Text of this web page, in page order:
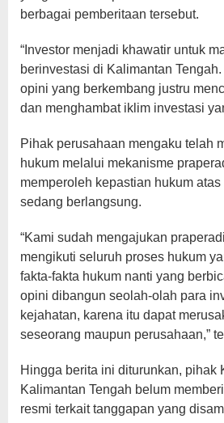
berbagai pemberitaan tersebut.
“Investor menjadi khawatir untuk
berinvestasi di Kalimantan
opini yang berkembang justru
dan menghambat iklim investasi
Pihak perusahaan mengaku telah
hukum melalui mekanisme
memperoleh kepastian hukum
sedang berlangsung.
“Kami sudah mengajukan
mengikuti seluruh proses hukum
fakta-fakta hukum nanti yang
opini dibangun seolah-olah para
kejahatan, karena itu dapat
seseorang maupun perusahaan,”
Hingga berita ini diturunkan, pihak
Kalimantan Tengah belum
resmi terkait tanggapan yang